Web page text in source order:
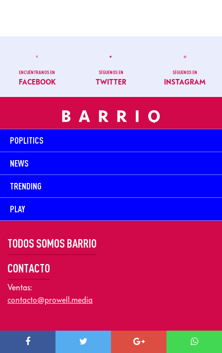
ENCUÉNTRANOS EN
FACEBOOK
SÍGUENOS EN
TWITTER
SÍGUENOS EN
INSTAGRAM
POPLITICS
NEWS
TRENDING
PLAY
TODOS SOMOS BARRIO
CONTACTO
Ventas:
contacto@prowell.media
Copyright © 2026 Prowel Media. Todos los derechos reservados – Aviso de Privacidad